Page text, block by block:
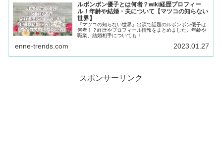
ルボンボン優子とは何者？wiki経歴プロフィー
ル！年齢や結婚・夫について【マツコの知らない
世界】
『マツコの知らない世界』出演で話題のルボンボン優子は
何者！？経歴やプロフィール情報をまとめました。年齢や
職業、結婚相手についても！
enne-trends.com 2023.01.27
スポンサーリンク